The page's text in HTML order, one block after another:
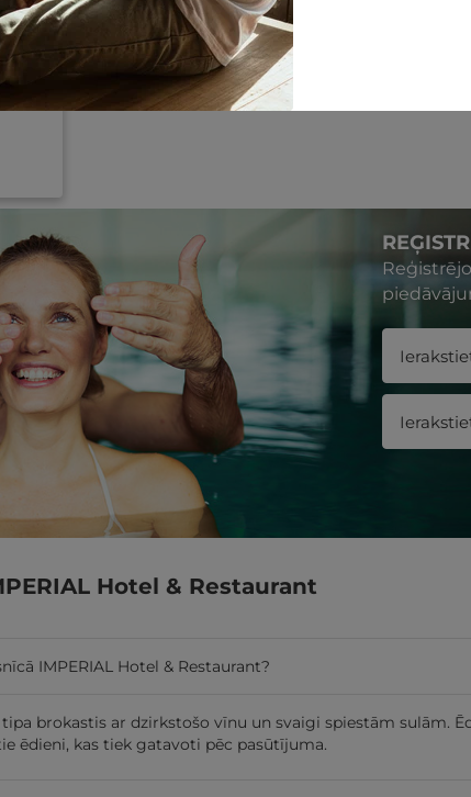
Hotel & Restaurant
IMPERIAL Hotel & Restaurant?
brokastis ar dzirkstošo vīnu un svaigi spiestām sulām.
ēdieni, kas tiek gatavoti pēc pasūtījuma.